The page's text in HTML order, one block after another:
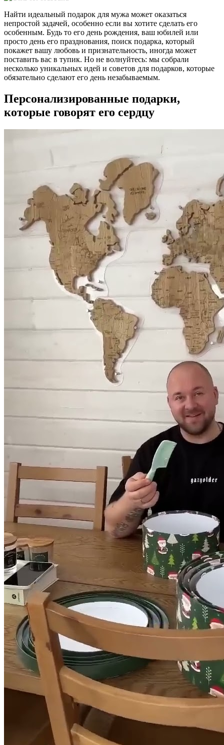
Найти идеальный подарок для мужа может оказаться
непростой задачей, особенно если вы хотите сделать его
особенным. Будь то его день рождения, ваш юбилей или
просто день его празднования, поиск подарка, который
покажет вашу любовь и признательность, иногда может
поставить вас в тупик. Но не волнуйтесь: мы собрали
несколько уникальных идей и советов для подарков, которые
обязательно сделают его день незабываемым.
Персонализированные подарки,
которые говорят его сердцу